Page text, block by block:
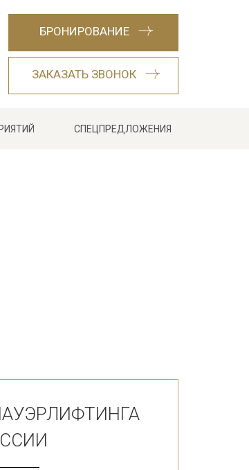
БРОНИРОВАНИЕ
ЗАКАЗАТЬ ЗВОНОК
СПЕЦПРЕДЛОЖЕНИЯ